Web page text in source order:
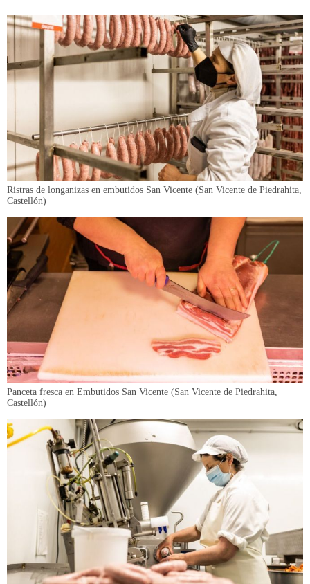
Ristras de longanizas en embutidos San Vicente (San Vicente de Piedrahita,
Castellón)
Panceta fresca en Embutidos San Vicente (San Vicente de Piedrahita,
Castellón)